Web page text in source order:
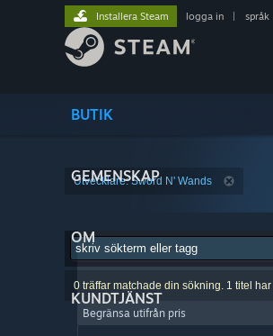
BUTIK
GEMENSKAP
OM
KUNDTJÄNST
Installera Steam logga in språk
Utvecklare: Sword N' Wands
0 träffar matchade din sökning. 1 titel
Begränsa utifrån pris